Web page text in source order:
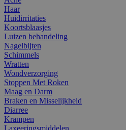
Haar
Huidirritaties
Koortsblaasjes
Luizen behandeling
Nagelbijten
Schimmels
Wratten
Wondverzorging
Stoppen Met Roken
Maag en Darm
Braken en Misselijkheid
Diarree
Krampen
Laxeeringsmiddelen